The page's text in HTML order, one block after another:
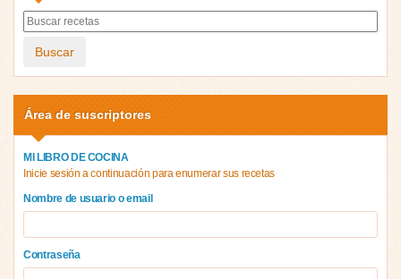
Buscar
Área de suscriptores
MI LIBRO DE COCINA
Inicie sesión a continuación para enumerar sus recetas
Nombre de usuario o email
Contraseña